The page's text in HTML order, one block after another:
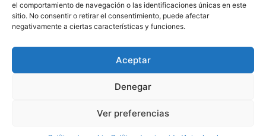
el comportamiento de navegación o las identificaciones únicas en este
sitio. No consentir o retirar el consentimiento, puede afectar
negativamente a ciertas características y funciones.
Aceptar
Denegar
Ver preferencias
siendo competentes para la resolución de todos los
conflictos derivados o relacionados con su uso los
del cumplimiento de la obligación.